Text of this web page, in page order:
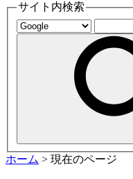
サイト内検索
ホーム > 現在のページ